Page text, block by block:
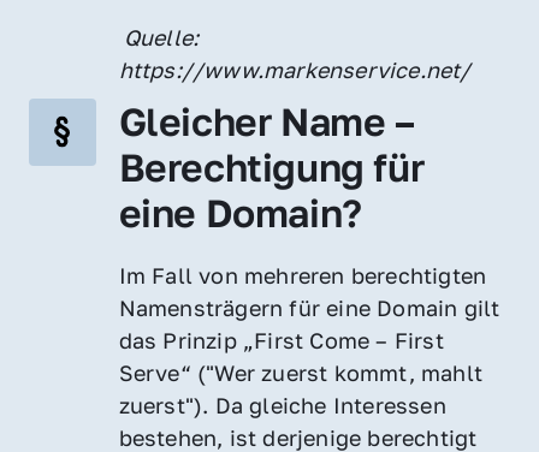
https://www.markenservice.net/
Gleicher Name –
Berechtigung für
eine Domain?
Im Fall von mehreren berechtigten
Namensträgern für eine Domain gilt
das Prinzip „First Come – First
Serve“ ("Wer zuerst kommt, mahlt
zuerst"). Da gleiche Interessen
bestehen, ist derjenige berechtigt